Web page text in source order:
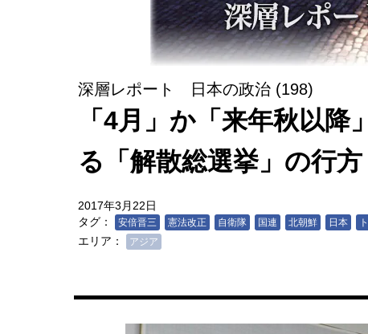
深層レポート 日本の政治 (198)
「4月」か「来年秋以降
る「解散総選挙」の行方
2017年3月22日
タグ：
安倍晋三 憲法改正 自衛隊 国連 北朝鮮 日本
エリア： アジア